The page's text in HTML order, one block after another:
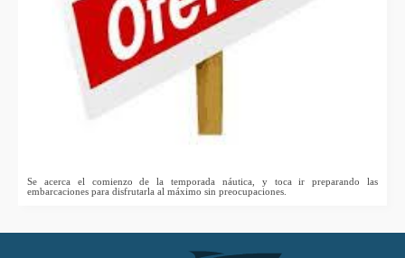
Se acerca el comienzo de la temporada náutica, y toca ir preparando las
embarcaciones para disfrutarla al máximo sin preocupaciones.